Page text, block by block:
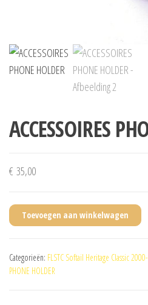
ACCESSOIRES
€ 35,00
Toevoegen aan winkelwagen
Categorieën: FLSTC Softail Heritage Classic
PHONE HOLDER